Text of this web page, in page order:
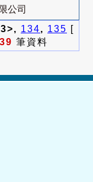
公司
134, 135 [
筆資料